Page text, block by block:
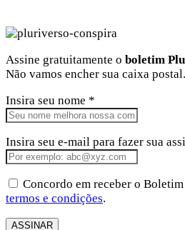
Assine gratuitamente o boletim
Não vamos encher sua caixa
Insira seu nome *
Insira seu e-mail para fazer sua
Concordo em receber o
termos e condições.